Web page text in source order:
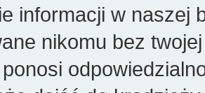
informacji w naszej
nikomu bez